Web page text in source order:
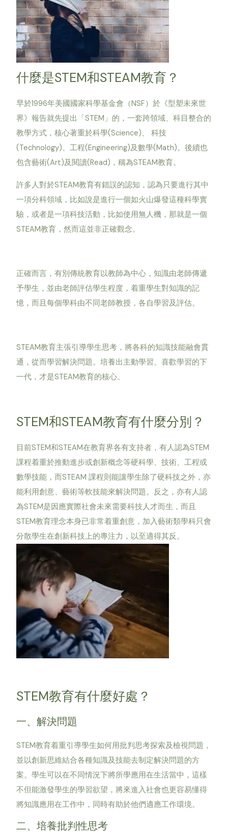
什麼是STEM和STEAM教育？
早於1996年美國國家科學基金會（NSF）於《型塑未來世
界》報告就先提出「STEM」的，一套跨領域、科目整合的
教學方式，核心著重於科學(Science)、 科技
(Technology)、工程(Engineering)及數學(Math)。後續也
包含藝術(Art)及閱讀(Read)，稱為STEAM教育。
許多人對於STEAM教育有錯誤的認知，認為只要進行其中
一項分科領域，比如說是進行一個如火山爆發這種科學實
驗，或者是一項科技活動，比如使用無人機，那就是一個
STEAM教育，然而這並非正確觀念。
正確而言，有別傳統教育以教師為中心，知識由老師傳遞
予學生，並由老師評估學生程度，着重學生對知識的記
憶，而且每個學科由不同老師教授，各自學習及評估。
STEAM教育主張引導學生思考，將各科的知識技能融會貫
通，從而學習解決問題。培養出主動學習、喜歡學習的下
一代，才是STEAM教育的核心。
STEM和STEAM教育有什麼分別？
目前STEM和STEAM在教育界各有支持者，有人認為STEM
課程着重於推動進步或創新概念等硬科學、技術、工程或
數學技能，而STEAM 課程則能讓學生除了硬科技之外，亦
能利用創意、藝術等軟技能來解決問題。反之，亦有人認
為STEM是因應實際社會未來需要科技人才而生，而且
STEM教育理念本身已非常着重創意，加入藝術類學科只會
分散學生在創新科技上的專注力，以至適得其反。
STEM教育有什麼好處？
一、解決問題
STEM教育着重引導學生如何用批判思考探索及檢視問題，
並以創新思維結合各種知識及技能去制定解決問題的方
案。學生可以在不同情況下將所學應用在生活當中，這樣
不但能激發學生的學習欲望，將來進入社會也更容易懂得
將知識應用在工作中，同時有助於他們適應工作環境。
二、培養批判性思考